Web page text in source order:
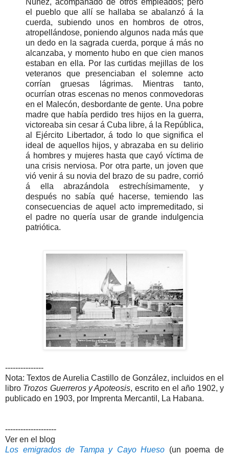
el pueblo que allí se hallaba se abalanzó á la
cuerda, subiendo unos en hombros de otros,
atropellándose, poniendo algunos nada más que
un dedo en la sagrada cuerda, porque á más no
alcanzaba, y momento hubo en que cien manos
estaban en ella. Por las curtidas mejillas de los
veteranos que presenciaban el solemne acto
corrían gruesas lágrimas. Mientras tanto,
ocurrían otras escenas no menos conmovedoras
en el Malecón, desbordante de gente. Una pobre
madre que había perdido tres hijos en la guerra,
victoreaba sin cesar á Cuba libre, á la República,
al Ejército Libertador, á todo lo que significa el
ideal de aquellos hijos, y abrazaba en su delirio
á hombres y mujeres hasta que cayó víctima de
una crisis nerviosa. Por otra parte, un joven que
vió venir á su novia del brazo de su padre, corrió
á ella abrazándola estrechísimamente, y
después no sabía qué hacerse, temiendo las
consecuencias de aquel acto impremeditado, si
el padre no quería usar de grande indulgencia
patriótica.
---------------
Nota: Textos de Aurelia Castillo de González, incluidos en el
libro Trozos Guerreros y Apoteosis, escrito en el año 1902, y
publicado en 1903, por Imprenta Mercantil, La Habana.
--------------------
Ver en el blog
Los emigrados de Tampa y Cayo Hueso (un poema de